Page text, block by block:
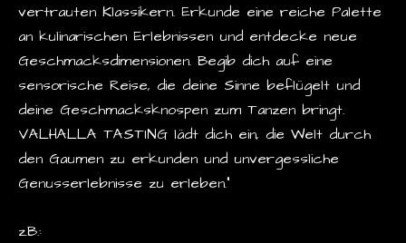
vertrauten Klassikern. Erkunde eine reiche Palette
an kulinarischen Erlebnissen und entdecke neue
Geschmacksdimensionen. Begib dich auf eine
sensorische Reise, die deine Sinne beflügelt und
deine Geschmacksknospen zum Tanzen bringt.
VALHALLA TASTING lädt dich ein, die Welt durch
den Gaumen zu erkunden und unvergessliche
Genusserlebnisse zu erleben.“
z.B.: